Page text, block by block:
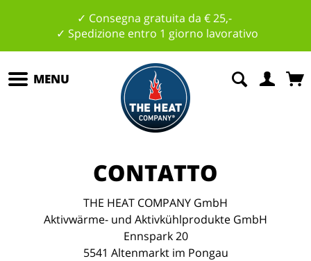
✓ Consegna gratuita da € 25,-
✓ Spedizione entro 1 giorno lavorativo
MENU
CONTATTO
THE HEAT COMPANY GmbH
Aktivwärme- und Aktivkühlprodukte GmbH
Ennspark 20
5541 Altenmarkt im Pongau